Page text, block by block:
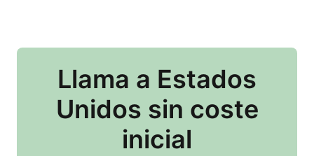
Llama a Estados
Unidos sin coste
inicial